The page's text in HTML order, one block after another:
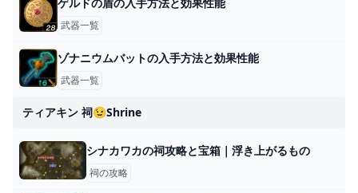
武器一覧
ゾナニウムバットの入手方法と効果性能
武器一覧
ティアキン 祠😉shrine
シナカワカの祠攻略と宝箱｜浮き上がるもの
祠の攻略